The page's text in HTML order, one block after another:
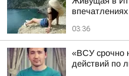
03:36
«ВСУ срочно
действий по